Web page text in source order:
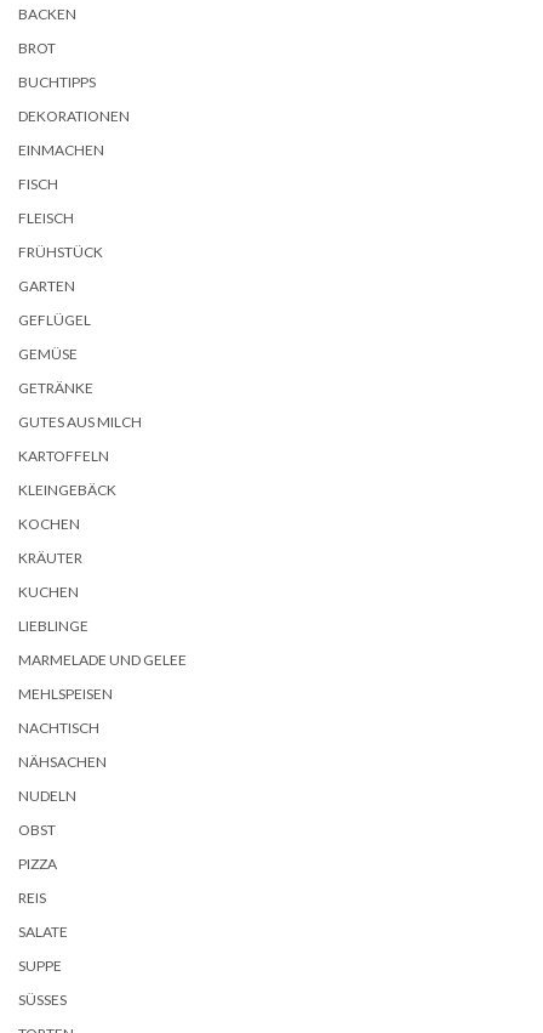
BACKEN
BROT
BUCHTIPPS
DEKORATIONEN
EINMACHEN
FISCH
FLEISCH
FRÜHSTÜCK
GARTEN
GEFLÜGEL
GEMÜSE
GETRÄNKE
GUTES AUS MILCH
KARTOFFELN
KLEINGEBÄCK
KOCHEN
KRÄUTER
KUCHEN
LIEBLINGE
MARMELADE UND GELEE
MEHLSPEISEN
NACHTISCH
NÄHSACHEN
NUDELN
OBST
PIZZA
REIS
SALATE
SUPPE
SÜSSES